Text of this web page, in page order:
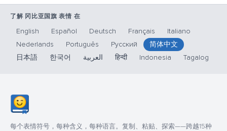
了解 冈比亚国旗 表情 在
English Español Deutsch Français
Italiano
Nederlands
Português Русский
简体中文
日本語
한국어 العربية हिन्दी Indonesia Tagalog
每个表情符号，每种含义，每种语言。复制、粘贴、探索——跨越15种